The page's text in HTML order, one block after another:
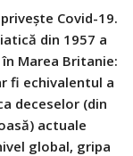
Covid-19.
din 1957 a
Marea Britanie:
fi echivalentul a
deceselor (din
actuale
global, gripa